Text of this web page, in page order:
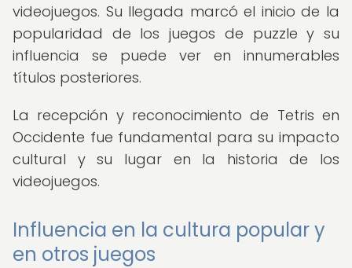
videojuegos. Su llegada marcó el inicio de la
popularidad de los juegos de puzzle y su
influencia se puede ver en innumerables
títulos posteriores.
La recepción y reconocimiento de Tetris en
Occidente fue fundamental para su impacto
cultural y su lugar en la historia de los
videojuegos.
Influencia en la cultura popular y
en otros juegos